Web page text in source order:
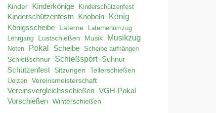
Kinder
Kinderkönige Kinderschützenfest
Kinderschützenfestn Knobeln
König
Königsscheibe
Laterne
Laternenumzug
Lehrgang
Lustschießen Musik Musikzug
Noten Pokal Scheibe Scheibe aufhängen
Schießschnur
Schießsport
Schnur
Schützenfest
Sitzungen Teilerschießen
Uelzen Vereinsmeisterschaft
Vereinsvergleichsschießen VGH-Pokal
Vorschießen Winterschießen